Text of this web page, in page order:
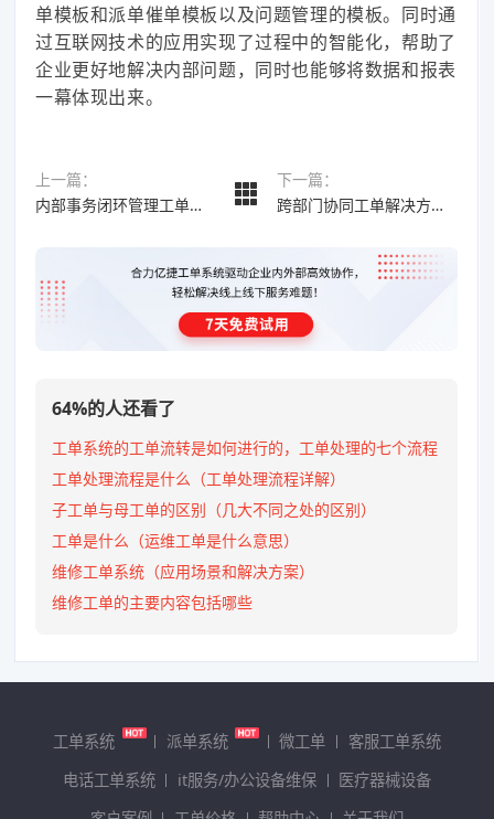
单模板和派单催单模板以及问题管理的模板。同时通
过互联网技术的应用实现了过程中的智能化，帮助了
企业更好地解决内部问题，同时也能够将数据和报表
一幕体现出来。
上一篇：
内部事务闭环管理工单系统方案的组成？其工单方案的作用
下一篇：
跨部门协同工单解决方案（自动完成许多操作）
64%的人还看了
工单系统的工单流转是如何进行的，工单处理的七个流程
工单处理流程是什么（工单处理流程详解）
子工单与母工单的区别（几大不同之处的区别）
工单是什么（运维工单是什么意思）
维修工单系统（应用场景和解决方案）
维修工单的主要内容包括哪些
工单系统 派单系统 微工单
客服工单系统
电话工单系统
it服务/办公设备维保
医疗器械设备